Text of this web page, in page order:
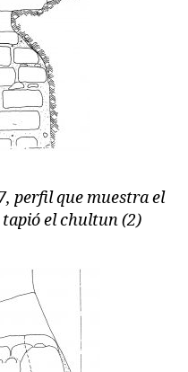
perfil que muestra el
el chultun (2)